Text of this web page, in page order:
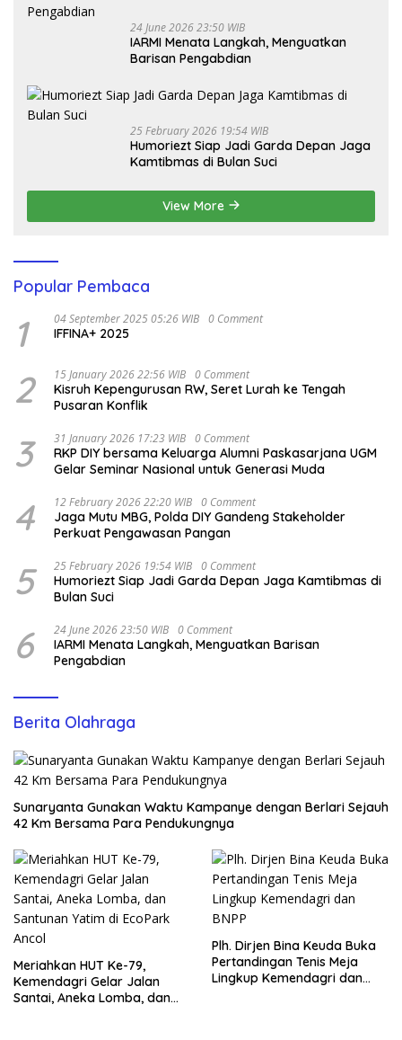
24 June 2026 23:50 WIB
IARMI Menata Langkah, Menguatkan
Barisan Pengabdian
25 February 2026 19:54 WIB
Humoriezt Siap Jadi Garda Depan Jaga
Kamtibmas di Bulan Suci
View More
Popular Pembaca
1 04 September 2025 05:26 WIB 0 Comment
IFFINA+ 2025
2 15 January 2026 22:56 WIB 0 Comment
Kisruh Kepengurusan RW, Seret Lurah ke Tengah
Pusaran Konflik
3 31 January 2026 17:23 WIB 0 Comment
RKP DIY bersama Keluarga Alumni Paskasarjana UGM
Gelar Seminar Nasional untuk Generasi Muda
4 12 February 2026 22:20 WIB 0 Comment
Jaga Mutu MBG, Polda DIY Gandeng Stakeholder
Perkuat Pengawasan Pangan
5 25 February 2026 19:54 WIB 0 Comment
Humoriezt Siap Jadi Garda Depan Jaga Kamtibmas di
Bulan Suci
6 24 June 2026 23:50 WIB 0 Comment
IARMI Menata Langkah, Menguatkan Barisan
Pengabdian
Berita Olahraga
Sunaryanta Gunakan Waktu Kampanye dengan Berlari Sejauh
42 Km Bersama Para Pendukungnya
Meriahkan HUT Ke-79,
Kemendagri Gelar Jalan
Santai, Aneka Lomba, dan
Plh. Dirjen Bina Keuda Buka
Pertandingan Tenis Meja
Lingkup Kemendagri dan